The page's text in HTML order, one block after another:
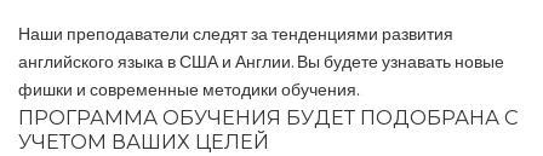
Наши преподаватели следят за тенденциями развития
английского языка в США и Англии. Вы будете узнавать новые
фишки и современные методики обучения..
ПРОГРАММА ОБУЧЕНИЯ БУДЕТ ПОДОБРАНА С
УЧЕТОМ ВАШИХ ЦЕЛЕЙ